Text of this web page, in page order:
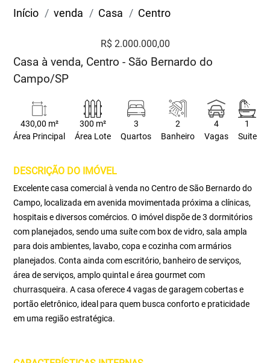
Início venda Casa Centro
R$ 2.000.000,00
Casa à venda, Centro - São Bernardo do
Campo/SP
430,00 m²
Área Principal
300 m²
Área Lote
3
Quartos
2
Banheiro
4
Vagas
1
Suite
DESCRIÇÃO DO IMÓVEL
Excelente casa comercial à venda no Centro de São Bernardo do
Campo, localizada em avenida movimentada próxima a clínicas,
hospitais e diversos comércios. O imóvel dispõe de 3 dormitórios
com planejados, sendo uma suíte com box de vidro, sala ampla
para dois ambientes, lavabo, copa e cozinha com armários
planejados. Conta ainda com escritório, banheiro de serviços,
área de serviços, amplo quintal e área gourmet com
churrasqueira. A casa oferece 4 vagas de garagem cobertas e
portão eletrônico, ideal para quem busca conforto e praticidade
em uma região estratégica.